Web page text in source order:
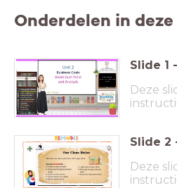
Onderdelen in deze
Wednesday,
18th of February
2026
Slide 1 -
Deze
Slide 2
Deze